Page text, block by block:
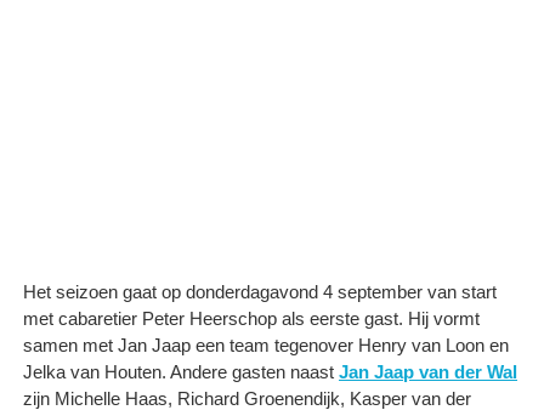
Het seizoen gaat op donderdagavond 4 september van start
met cabaretier Peter Heerschop als eerste gast. Hij vormt
samen met Jan Jaap een team tegenover Henry van Loon en
Jelka van Houten. Andere gasten naast Jan Jaap van der Wal
zijn Michelle Haas, Richard Groenendijk, Kasper van der